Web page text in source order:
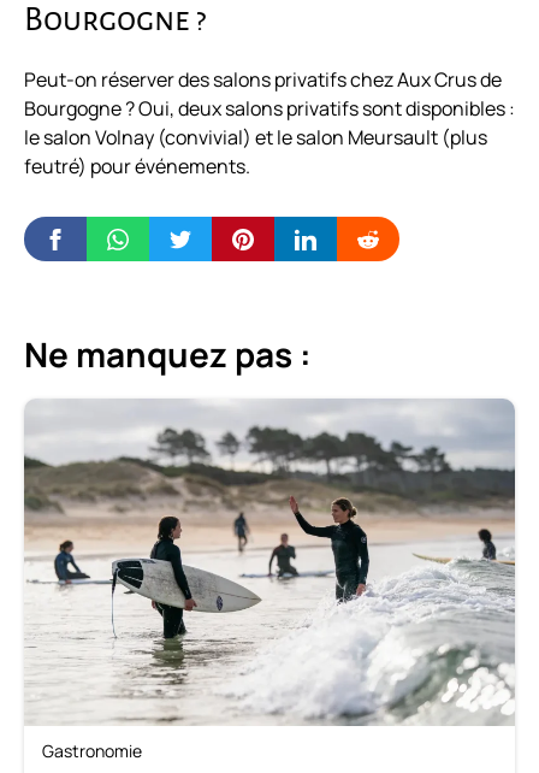
Bourgogne ?
Peut-on réserver des salons privatifs chez Aux Crus de
Bourgogne ? Oui, deux salons privatifs sont disponibles :
le salon Volnay (convivial) et le salon Meursault (plus
feutré) pour événements.
Ne manquez pas :
Gastronomie